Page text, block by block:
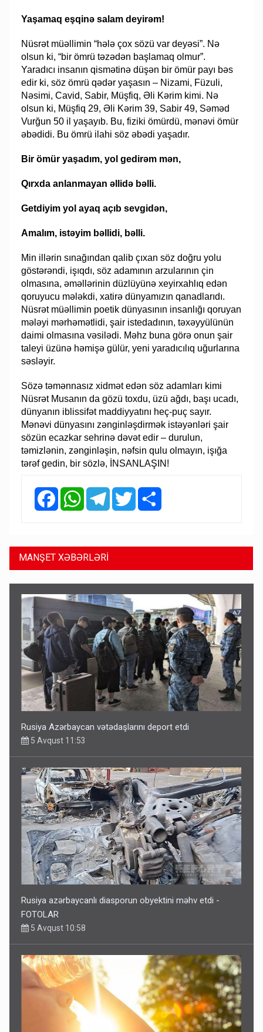
Yaşamaq eşqinə salam deyirəm!
Nüsrət müəllimin “hələ çox sözü var deyəsi”. Nə
olsun ki, “bir ömrü təzədən başlamaq olmur”.
Yaradıcı insanın qismətinə düşən bir ömür payı bəs
edir ki, söz ömrü qədər yaşasın – Nizami, Füzuli,
Nəsimi, Cavid, Sabir, Müşfiq, Əli Kərim kimi. Nə
olsun ki, Müşfiq 29, Əli Kərim 39, Sabir 49, Səməd
Vurğun 50 il yaşayıb. Bu, fiziki ömürdü, mənəvi ömür
əbədidi. Bu ömrü ilahi söz əbədi yaşadır.
Bir ömür yaşadım, yol gedirəm mən,
Qırxda anlanmayan əllidə bəlli.
Getdiyim yol ayaq açıb sevgidən,
Amalım, istəyim bəllidi, bəlli.
Min illərin sınağından qalib çıxan söz doğru yolu
göstərəndi, işıqdı, söz adamının arzularının çin
olmasına, əməllərinin düzlüyünə xeyirxahlıq edən
qoruyucu mələkdi, xatirə dünyamızın qanadlarıdı.
Nüsrət müəllimin poetik dünyasının insanlığı qoruyan
mələyi mərhəmətlidi, şair istedadının, təxəyyülünün
daimi olmasına vəsilədi. Məhz buna görə onun şair
taleyi üzünə həmişə gülür, yeni yaradıcılıq uğurlarına
səsləyir.
Sözə təmənnasız xidmət edən söz adamları kimi
Nüsrət Musanın da gözü toxdu, üzü ağdı, başı ucadı,
dünyanın iblissifət maddiyyatını heç-puç sayır.
Mənəvi dünyasını zənginləşdirmək istəyənləri şair
sözün ecazkar sehrinə dəvət edir – durulun,
təmizlənin, zənginləşin, nəfsin qulu olmayın, işığa
tərəf gedin, bir sözlə, İNSANLAŞIN!
FacebookWhatsAppTelegramTwitter
MANŞET XƏBƏRLƏRİ
Rusiya Azərbaycan vətədaşlarını deport etdi
5 Avqust 11:53
Rusiya azərbaycanlı diasporun obyektini məhv etdi -
FOTOLAR
5 Avqust 10:58